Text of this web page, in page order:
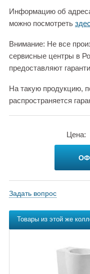
Информацию об
можно посмотреть
Внимание: Не все
сервисные центры в
предоставляют
На такую продукцию,
распространяется
Цена:
Задать вопрос
Товары из этой же